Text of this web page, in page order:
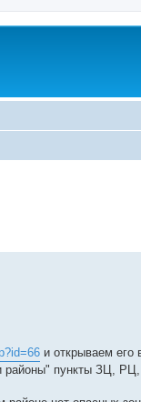
и открываем его
районы" пункты ЗЦ,